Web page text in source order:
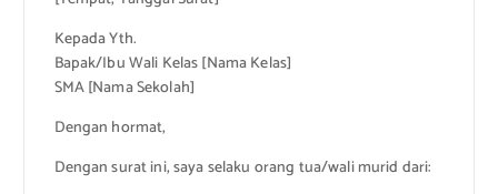
Kepada Yth.
Bapak/Ibu Wali Kelas [Nama Kelas]
SMA [Nama Sekolah]
Dengan hormat,
Dengan surat ini, saya selaku orang tua/wali murid dari: